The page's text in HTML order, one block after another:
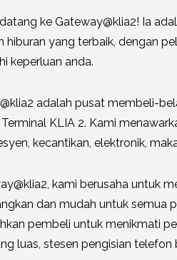
ke Gateway@klia2! Ia
hiburan yang terbaik, dengan
keperluan anda.
adalah pusat membeli-
KLIA 2. Kami
kecantikan, elektronik,
kami berusaha untuk
dan mudah untuk semua
pembeli untuk menikmati
luas, stesen pengisian